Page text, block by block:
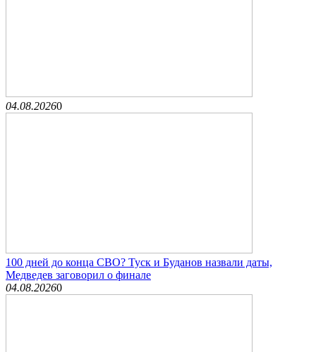
04.08.20260
100 дней до конца СВО? Туск и Буданов назвали даты,
Медведев заговорил о финале
04.08.20260